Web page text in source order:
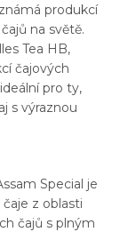
produkcí
na světě.
Tea HB,
čajových
pro ty,
s výraznou
Special je
z oblasti
čajů s plným